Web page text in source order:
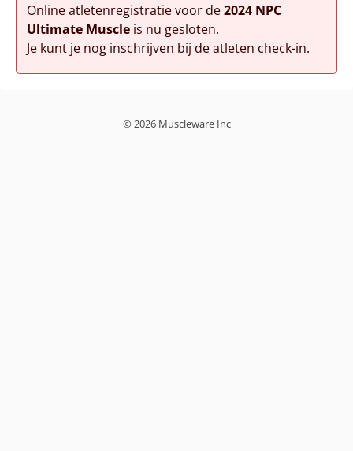
Online atletenregistratie voor de2024 NPC
Ultimate Muscleis nu gesloten.
Je kunt je nog inschrijven bij de atleten check-in.
© 2026 Muscleware Inc